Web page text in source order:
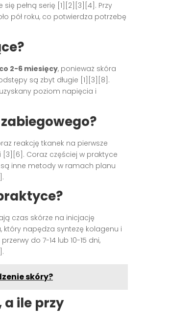
pełną serię [1][2][3][4]. Przy
pół roku, co potwierdza potrzebę
2-6 miesięcy, ponieważ skóra
są zbyt długie [1][3][8].
poziom napięcia i
reakcję tkanek na pierwsze
[3][6]. Coraz częściej w praktyce
inne metody w ramach planu
czas skórze na inicjację
napędza syntezę kolagenu i
do 7-14 lub 10-15 dni,
skóry?
a ile przy